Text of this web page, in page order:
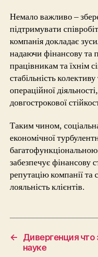
Немало важливо –
підтримувати
компанія докладає
надаючи фінансову та
працівникам та їхнім
стабільність
операційної
довгострокової
Таким чином,
економічної
забезпечує фінансову
репутацію компанії та
лояльність клієнтів.
←
Дивергенция что
науке